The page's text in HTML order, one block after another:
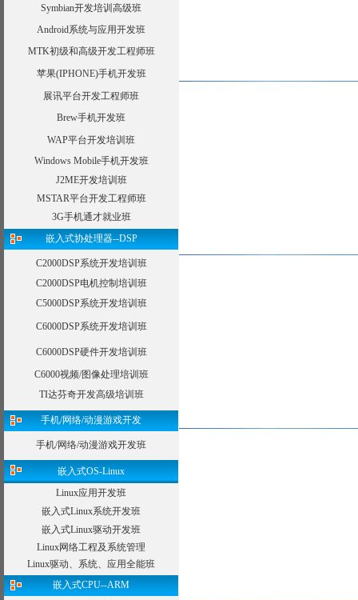
Symbian开发培训高级班
Android系统与应用开发班
MTK初级和高级开发工程师班
苹果(IPHONE)手机开发班
展讯平台开发工程师班
Brew手机开发班
WAP平台开发培训班
Windows Mobile手机开发班
J2ME开发培训班
MSTAR平台开发工程师班
3G手机通才就业班
嵌入式协处理器--DSP
C2000DSP系统开发培训班
C2000DSP电机控制培训班
C5000DSP系统开发培训班
C6000DSP系统开发培训班
C6000DSP硬件开发培训班
C6000视频/图像处理培训班
TI达芬奇开发高级培训班
手机/网络/动漫游戏开发
手机/网络/动漫游戏开发班
嵌入式OS-Linux
Linux应用开发班
嵌入式Linux系统开发班
嵌入式Linux驱动开发班
Linux网络工程及系统管理
Linux驱动、系统、应用全能班
嵌入式CPU--ARM